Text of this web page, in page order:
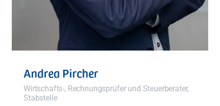
Andrea Pircher
Wirtschafts-, Rechnungsprüfer und Steuerberater,
Stabstelle